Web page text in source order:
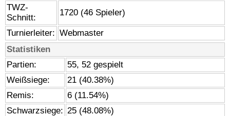
TWZ-
Schnitt:
1720 (46 Spieler)
Turnierleiter: Webmaster
Statistiken
Partien:
55, 52 gespielt
Weißsiege:
21 (40.38%)
Remis:
6 (11.54%)
Schwarzsiege: 25 (48.08%)